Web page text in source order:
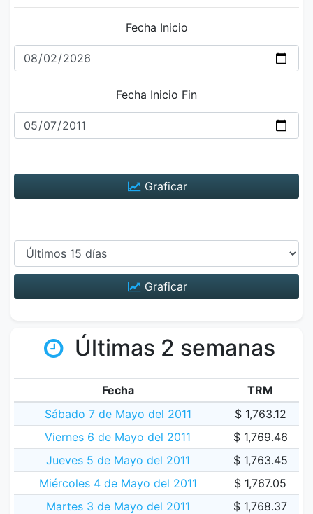
Fecha Inicio
Fecha Inicio Fin
Graficar
Graficar
Últimas 2 semanas
Fecha
TRM
Sábado 7 de Mayo del 2011
$ 1,763.12
Viernes 6 de Mayo del 2011
$ 1,769.46
Jueves 5 de Mayo del 2011
$ 1,763.45
Miércoles 4 de Mayo del 2011
$ 1,767.05
Martes 3 de Mayo del 2011
$ 1,768.37